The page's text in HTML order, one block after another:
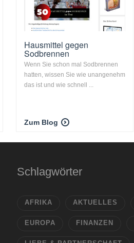
Hausmittel gegen
Sodbrennen
Wenn Sie schon mal Sodbrennen
hatten, wissen Sie wie unangenehm
das ist und wie schnell ...
Zum Blog
Schlagwörter
AFRIKA AKTUELLES
EUROPA FINANZEN